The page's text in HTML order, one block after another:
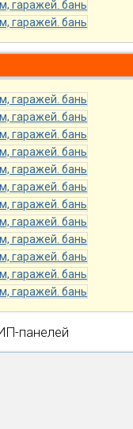
панелей